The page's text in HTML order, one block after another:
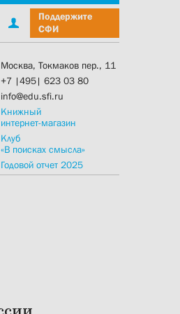
Поддержите
СФИ
Москва, Токмаков пер., 11
+7 |495| 623 03 80
info@edu.sfi.ru
Книжный
интернет-магазин
Клуб
«В поисках смысла»
Годовой отчет 2025